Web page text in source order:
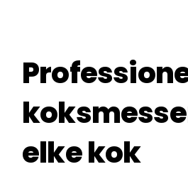
elke kok